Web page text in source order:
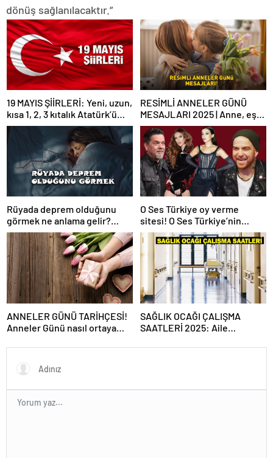
dönüş sağlanılacaktır.”
19 MAYIS ŞİİRLERİ: Yeni, uzun,
kısa 1, 2, 3 kıtalık Atatürk’ü
Anma Gençlik ve Spor
Bayramı şiirleri…
RESİMLİ ANNELER GÜNÜ
MESAJLARI 2025 | Anne, eş
ve kayınvalideye özel
WhatsApp ve Instagram’da
paylaşabileceğiniz en güzel
Anneler Günü mesajları
Rüyada deprem olduğunu
görmek ne anlama gelir?
Rüyada deprem yaşamak,
hissetmek neye yorumlanır?
O Ses Türkiye oy verme
sitesi! O Ses Türkiye’nin
sitesi!
ANNELER GÜNÜ TARİHÇESİ!
Anneler Günü nasıl ortaya
kutlandı?
SAĞLIK OCAĞI ÇALIŞMA
SAATLERİ 2025: Aile
kadar açık? Sağlık ocağı hafta